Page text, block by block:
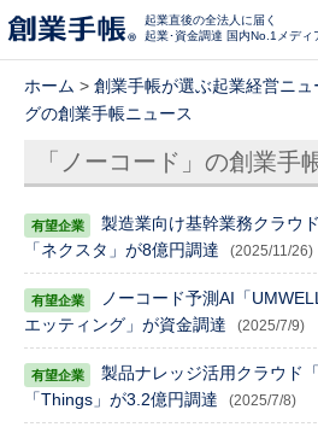
起業直後の全法人に届く
起業･資金調達 国内No.1メディ
ホーム > 創業手帳が選ぶ起業経営ニュ
グの創業手帳ニュース
「ノーコード」の創業手
製造業向け基幹業務クラウ
「ネクスタ」が8億円調達
(2025/11/26)
ノーコード予測AI「
エッティング」が資金調達
(2025/7/9)
製品ナレッジ活用クラウド
「Things」が3.2億円調達
(2025/7/8)